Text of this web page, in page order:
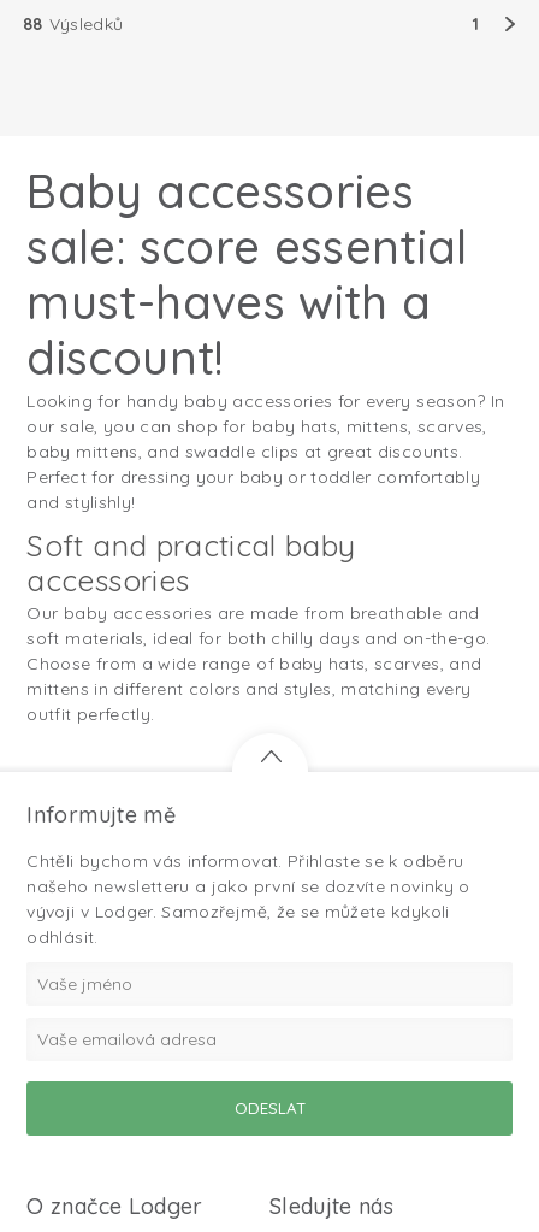
88 Výsledků 1
Baby accessories
sale: score essential
must-haves with a
discount!
Looking for handy baby accessories for every season? In
our sale, you can shop for baby hats, mittens, scarves,
baby mittens, and swaddle clips at great discounts.
Perfect for dressing your baby or toddler comfortably
and stylishly!
Soft and practical baby
accessories
Our baby accessories are made from breathable and
soft materials, ideal for both chilly days and on-the-go.
Choose from a wide range of baby hats, scarves, and
mittens in different colors and styles, matching every
outfit perfectly.
Informujte mě
Chtěli bychom vás informovat. Přihlaste se k odběru
našeho newsletteru a jako první se dozvíte novinky o
vývoji v Lodger. Samozřejmě, že se můžete kdykoli
odhlásit.
O značce Lodger Sledujte nás